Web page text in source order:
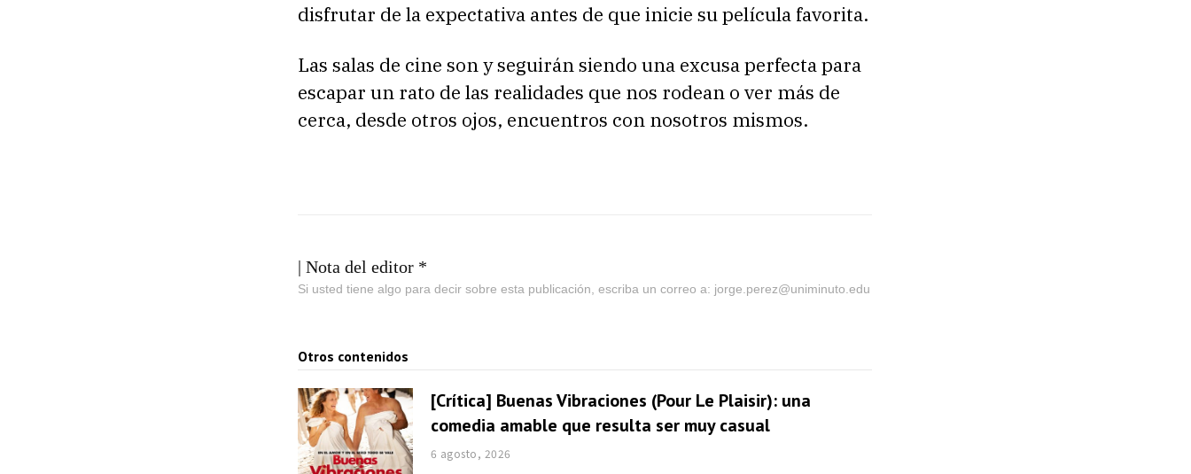
disfrutar de la expectativa antes de que inicie su película favorita.
Las salas de cine son y seguirán siendo una excusa perfecta para
escapar un rato de las realidades que nos rodean o ver más de
cerca, desde otros ojos, encuentros con nosotros mismos.
| Nota del editor *
Si usted tiene algo para decir sobre esta publicación, escriba un correo a: jorge.perez@uniminuto.edu
Otros contenidos
[Crítica] Buenas Vibraciones (Pour Le Plaisir): una
comedia amable que resulta ser muy casual
6 agosto, 2026